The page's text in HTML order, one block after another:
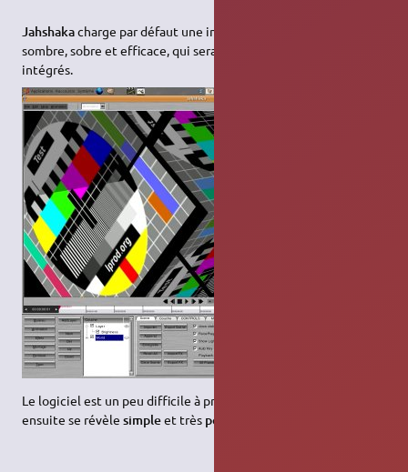
Jahshakacharge par défaut une interface utilisateur de couleur
sombre, sobre et efficace, qui sera modulable avec des skins
intégrés.
Le logiciel est un peu difficile à prendre en main au début, mais
ensuite se révèlesimpleet très performant